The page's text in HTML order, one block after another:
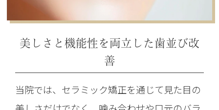
美しさと機能性を両立した歯並び改
善
当院では、セラミック矯正を通じて見た目の